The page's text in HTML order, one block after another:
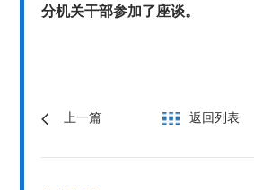
分机关干部参加了座谈。
上一篇 返回列表